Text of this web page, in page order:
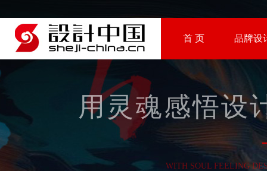
首 页 品牌设
用灵魂感悟设
WITH SOUL FEELING